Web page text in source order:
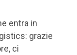
entra in
grazie
ci